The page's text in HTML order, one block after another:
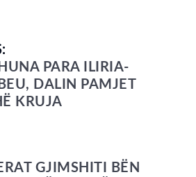
PARA ILIRIA-
DALIN PAMJET
KRUJA
GJIMSHITI BËN